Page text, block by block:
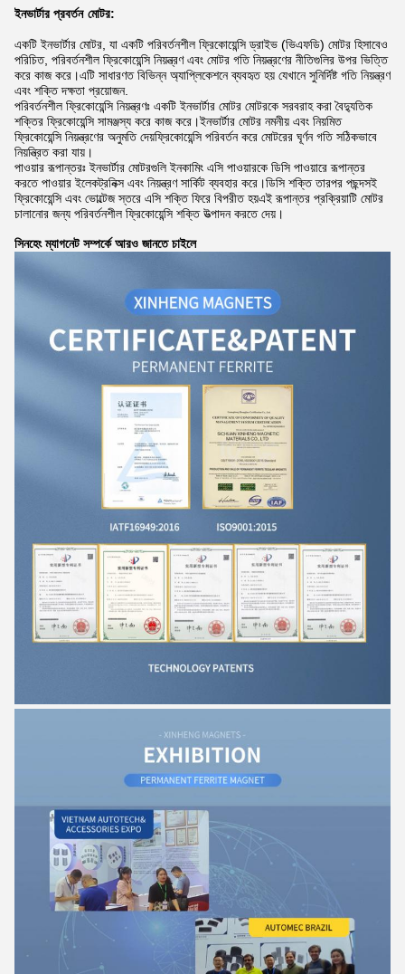
ইনভার্টার প্রবর্তন মোটর:
একটি ইনভার্টার মোটর, যা একটি পরিবর্তনশীল ফ্রিকোয়েন্সি ড্রাইভ (ভিএফডি) মোটর হিসাবেও
পরিচিত, পরিবর্তনশীল ফ্রিকোয়েন্সি নিয়ন্ত্রণ এবং মোটর গতি নিয়ন্ত্রণের নীতিগুলির উপর ভিত্তি
করে কাজ করে।এটি সাধারণত বিভিন্ন অ্যাপ্লিকেশনে ব্যবহৃত হয় যেখানে সুনির্দিষ্ট গতি নিয়ন্ত্রণ
এবং শক্তি দক্ষতা প্রয়োজন.
পরিবর্তনশীল ফ্রিকোয়েন্সি নিয়ন্ত্রণঃ একটি ইনভার্টার মোটর মোটরকে সরবরাহ করা বৈদ্যুতিক
শক্তির ফ্রিকোয়েন্সি সামঞ্জস্য করে কাজ করে।ইনভার্টার মোটর নমনীয় এবং নিয়মিত
ফ্রিকোয়েন্সি নিয়ন্ত্রণের অনুমতি দেয়ফ্রিকোয়েন্সি পরিবর্তন করে মোটরের ঘূর্ণন গতি সঠিকভাবে
নিয়ন্ত্রিত করা যায়।
পাওয়ার রূপান্তরঃ ইনভার্টার মোটরগুলি ইনকামিং এসি পাওয়ারকে ডিসি পাওয়ারে রূপান্তর
করতে পাওয়ার ইলেকট্রনিক্স এবং নিয়ন্ত্রণ সার্কিট ব্যবহার করে।ডিসি শক্তি তারপর পছন্দসই
ফ্রিকোয়েন্সি এবং ভোল্টেজ স্তরে এসি শক্তি ফিরে বিপরীত হয়এই রূপান্তর প্রক্রিয়াটি মোটর
চালানোর জন্য পরিবর্তনশীল ফ্রিকোয়েন্সি শক্তি উত্পাদন করতে দেয়।
সিনহেং ম্যাগনেট সম্পর্কে আরও জানতে চাইলে